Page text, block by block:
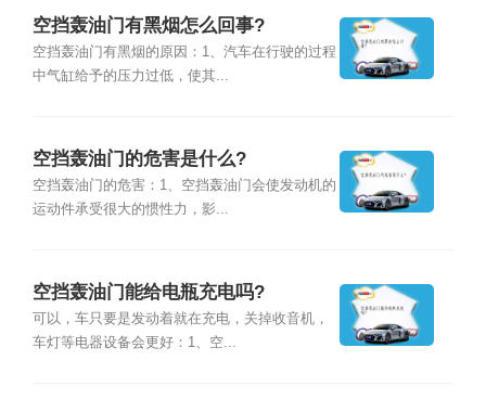
空挡轰油门有黑烟怎么回事?
空挡轰油门有黑烟的原因：1、汽车在行驶的过程
中气缸给予的压力过低，使其...
空挡轰油门的危害是什么?
空挡轰油门的危害：1、空挡轰油门会使发动机的
运动件承受很大的惯性力，影...
空挡轰油门能给电瓶充电吗?
可以，车只要是发动着就在充电，关掉收音机，
车灯等电器设备会更好：1、空...